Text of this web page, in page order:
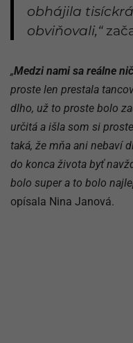
obhájila
obviňovali,“
„Medzi nami sa reálne
proste len prestala
dlho, už to proste bolo
určitá a išla som si
taká, že mňa ani nebaví
do konca života byť
bolo super a to bolo
opísala Nina Janová.